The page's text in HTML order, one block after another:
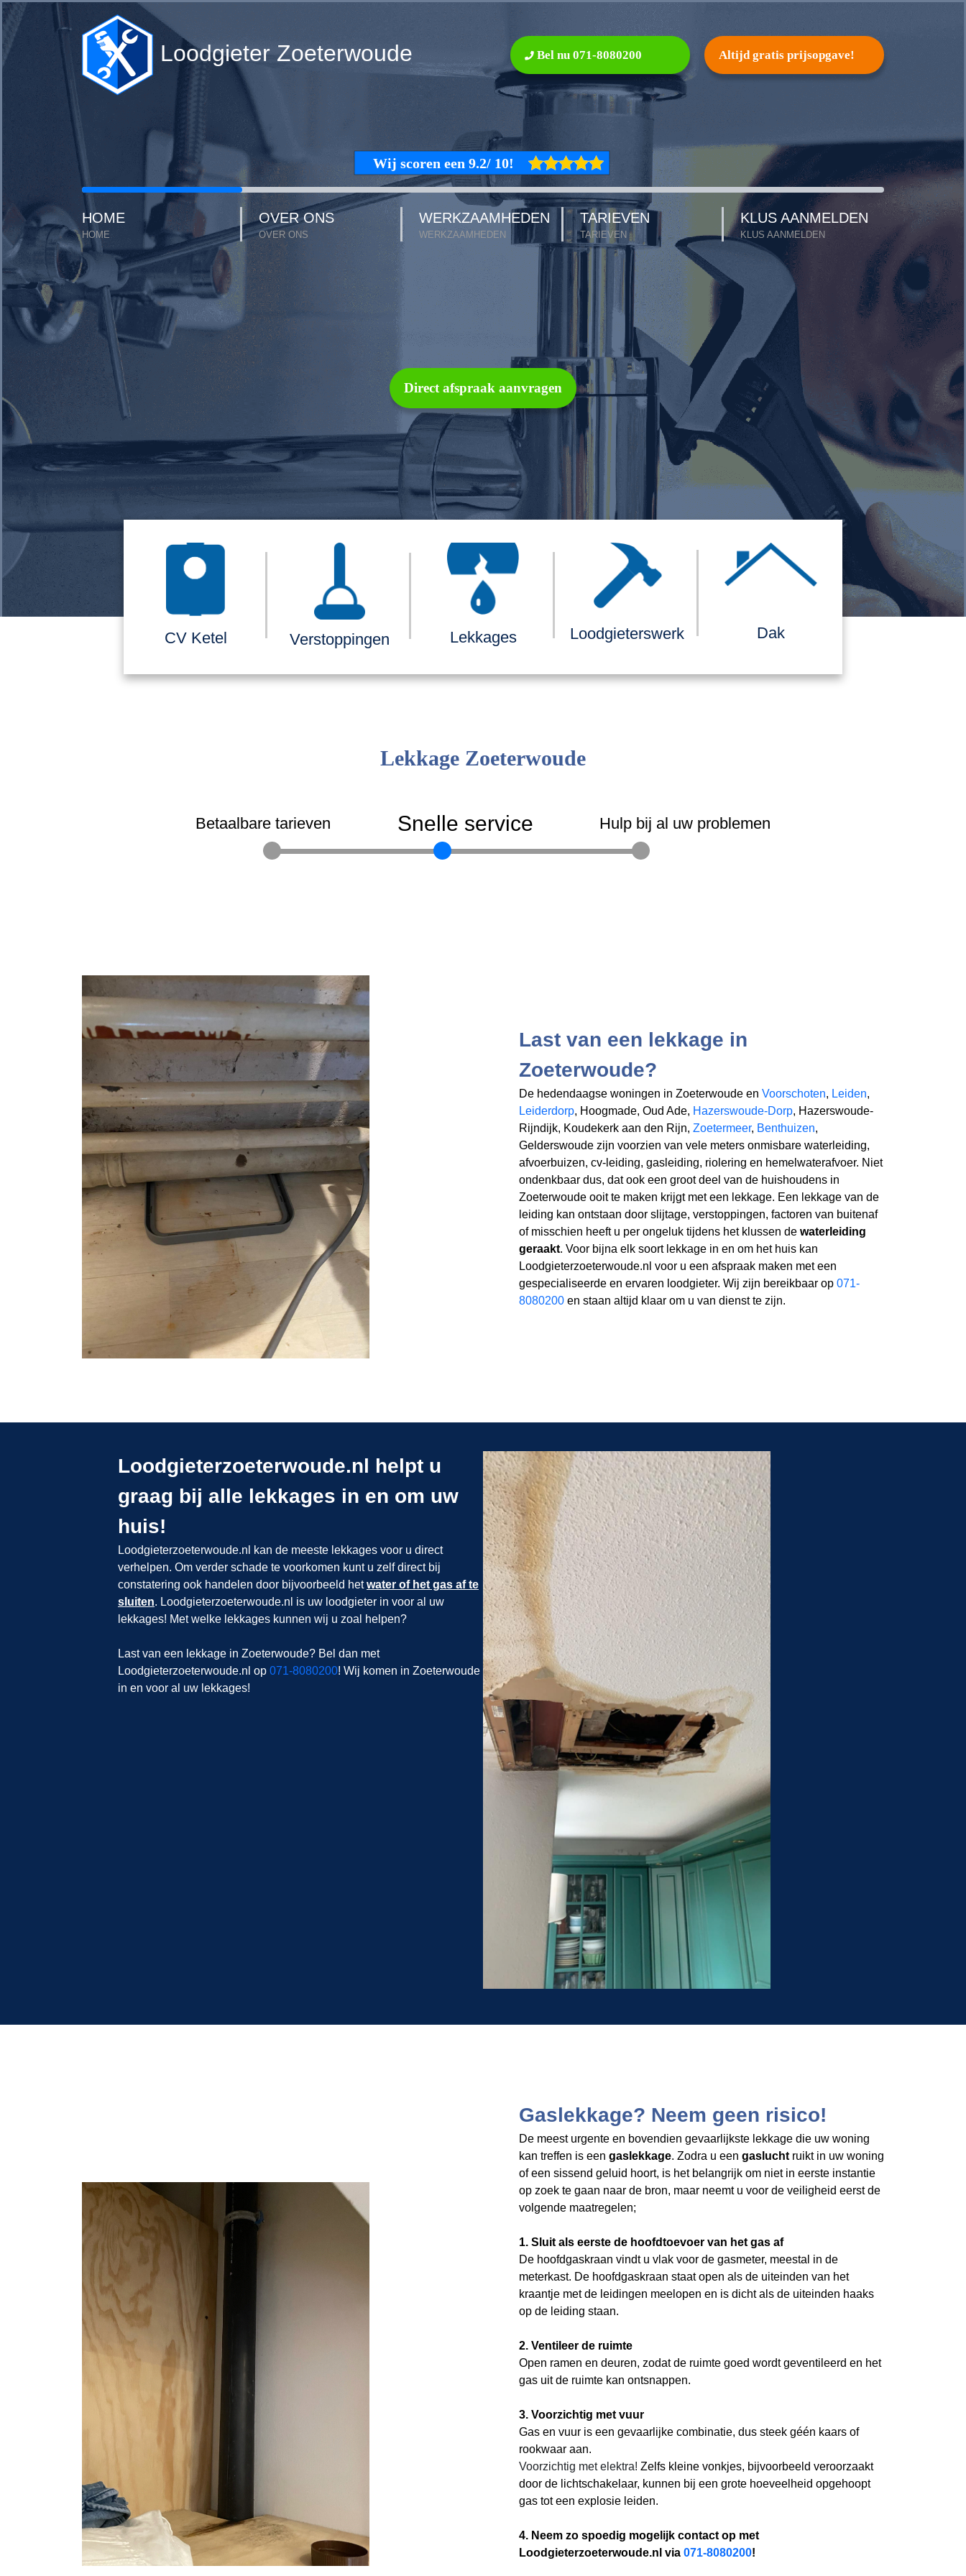
Loodgieter Zoeterwoude Bel nu 071-8080200 Altijd gratis prijsopgave!
HOME
HOME
OVER ONS
OVER ONS
WERKZAAMHEDEN
WERKZAAMHEDEN
TARIEVEN
TARIEVEN
KLUS AANMELDEN
KLUS AANMELDEN
Direct afspraak aanvragen
CV Ketel Verstoppingen Lekkages Loodgieterswerk Dak
Lekkage Zoeterwoude
Betaalbare tarieven Snelle service Hulp bij al uw problemen
Last van een lekkage in
Zoeterwoude?
De hedendaagse woningen in Zoeterwoude en Voorschoten, Leiden,
Leiderdorp, Hoogmade, Oud Ade, Hazerswoude-Dorp, Hazerswoude-
Rijndijk, Koudekerk aan den Rijn, Zoetermeer, Benthuizen,
Gelderswoude zijn voorzien van vele meters onmisbare waterleiding,
afvoerbuizen, cv-leiding, gasleiding, riolering en hemelwaterafvoer. Niet
ondenkbaar dus, dat ook een groot deel van de huishoudens in
Zoeterwoude ooit te maken krijgt met een lekkage. Een lekkage van de
leiding kan ontstaan door slijtage, verstoppingen, factoren van buitenaf
of misschien heeft u per ongeluk tijdens het klussen de waterleiding
geraakt. Voor bijna elk soort lekkage in en om het huis kan
Loodgieterzoeterwoude.nl voor u een afspraak maken met een
gespecialiseerde en ervaren loodgieter. Wij zijn bereikbaar op 071-
8080200 en staan altijd klaar om u van dienst te zijn.
Loodgieterzoeterwoude.nl helpt u
graag bij alle lekkages in en om uw
huis!
Loodgieterzoeterwoude.nl kan de meeste lekkages voor u direct
verhelpen. Om verder schade te voorkomen kunt u zelf direct bij
constatering ook handelen door bijvoorbeeld hetwater of het gas af te
sluiten. Loodgieterzoeterwoude.nl is uw loodgieter in voor al uw
lekkages! Met welke lekkages kunnen wij u zoal helpen?
Last van een lekkage in Zoeterwoude? Bel dan met
Loodgieterzoeterwoude.nl op 071-8080200! Wij komen in Zoeterwoude
in en voor al uw lekkages!
Gaslekkage? Neem geen risico!
De meest urgente en bovendien gevaarlijkste lekkage die uw woning
kan treffen is een gaslekkage. Zodra u een gaslucht ruikt in uw woning
of een sissend geluid hoort, is het belangrijk om niet in eerste instantie
op zoek te gaan naar de bron, maar neemt u voor de veiligheid eerst de
volgende maatregelen;
1. Sluit als eerste de hoofdtoevoer van het gas af
De hoofdgaskraan vindt u vlak voor de gasmeter, meestal in de
meterkast. De hoofdgaskraan staat open als de uiteinden van het
kraantje met de leidingen meelopen en is dicht als de uiteinden haaks
op de leiding staan.
2. Ventileer de ruimte
Open ramen en deuren, zodat de ruimte goed wordt geventileerd en het
gas uit de ruimte kan ontsnappen.
3. Voorzichtig met vuur
Gas en vuur is een gevaarlijke combinatie, dus steek géén kaars of
rookwaar aan.
Voorzichtig met elektra! Zelfs kleine vonkjes, bijvoorbeeld veroorzaakt
door de lichtschakelaar, kunnen bij een grote hoeveelheid opgehoopt
gas tot een explosie leiden.
4. Neem zo spoedig mogelijk contact op met
Loodgieterzoeterwoude.nl via 071-8080200!